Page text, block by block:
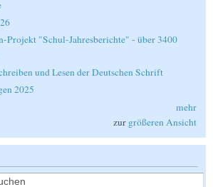
Projekt "Schul-Jahresberichte" - über 3400
und Lesen der Deutschen Schrift
2025
mehr
zur größeren Ansicht